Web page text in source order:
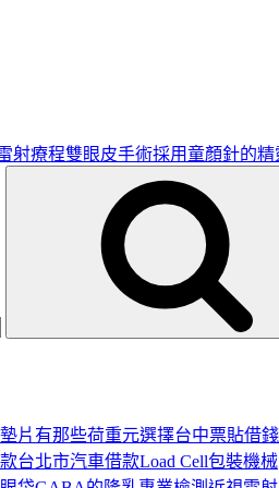
射療程雙眼皮手術採用童顏針的精
片有那些荷重元選擇台中票貼借錢
台北市汽車借款Load Cell包裝機械